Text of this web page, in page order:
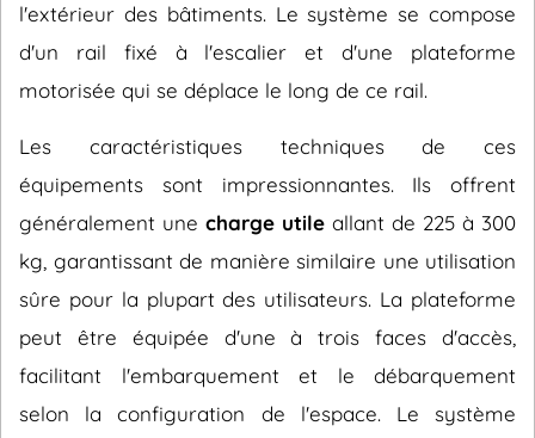
l'extérieur des bâtiments. Le système se compose
d'un rail fixé à l'escalier et d'une plateforme
motorisée qui se déplace le long de ce rail.
Les caractéristiques techniques de ces
équipements sont impressionnantes. Ils offrent
généralement une charge utile allant de 225 à 300
kg, garantissant de manière similaire une utilisation
sûre pour la plupart des utilisateurs. La plateforme
peut être équipée d'une à trois faces d'accès,
facilitant l'embarquement et le débarquement
selon la configuration de l'espace. Le système